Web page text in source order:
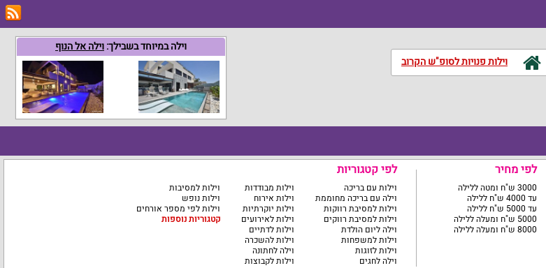
וילות פנויות לסופ"ש הקרוב
וילה במיוחד בשבילך:וילה אל הנוף
לפי מחיר
3000 ש"ח ומטה ללילה
עד 4000 ש"ח ללילה
עד 5000 ש"ח ללילה
5000 ש"ח ומעלה ללילה
8000 ש"ח ומעלה ללילה
לפי קטגוריות
וילות עם בריכה
וילה עם בריכה מחוממת
וילות למסיבת רווקות
וילות למסיבת רווקים
וילה ליום הולדת
וילות למשפחות
וילות לזוגות
וילה לחגים
וילות מבודדות
וילות אירוח
וילות יוקרתיות
וילות לאירועים
וילות לדתיים
וילות להשכרה
וילה לחתונה
וילות לקבוצות
וילות למסיבות
וילות נופש
וילות לפי מספר אורחים
קטגוריות נוספות